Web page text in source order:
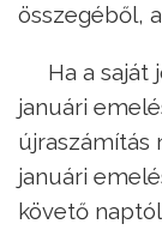
összegéből,
Ha a saját
januári
újraszámítás
januári
követő